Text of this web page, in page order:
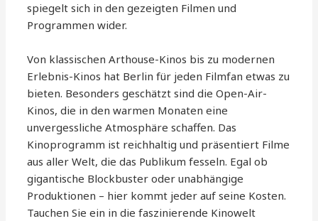
spiegelt sich in den gezeigten Filmen und
Programmen wider.
Von klassischen Arthouse-Kinos bis zu modernen
Erlebnis-Kinos hat Berlin für jeden Filmfan etwas zu
bieten. Besonders geschätzt sind die Open-Air-
Kinos, die in den warmen Monaten eine
unvergessliche Atmosphäre schaffen. Das
Kinoprogramm ist reichhaltig und präsentiert Filme
aus aller Welt, die das Publikum fesseln. Egal ob
gigantische Blockbuster oder unabhängige
Produktionen – hier kommt jeder auf seine Kosten.
Tauchen Sie ein in die faszinierende Kinowelt